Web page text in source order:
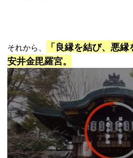
それから、
「良縁を結び、悪縁
安井金毘羅宮。